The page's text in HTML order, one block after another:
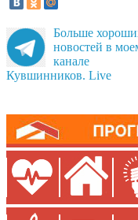
Больше
новостей в
канале
Кувшинников. Live